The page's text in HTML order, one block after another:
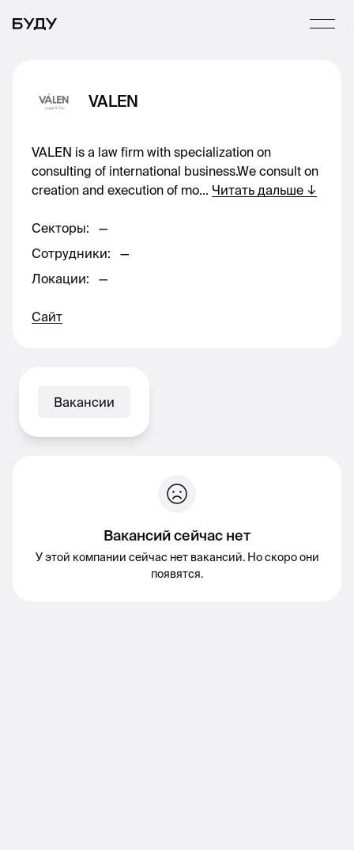
VALEN
VALEN is a law firm with specialization on
consulting of international business.We consult on
creation and execution of mo... Читать дальше ↓
Секторы:
—
Сотрудники:
—
Локации: —
Сайт
Вакансии
Вакансий сейчас нет
У этой компании сейчас нет вакансий. Но скоро они
появятся.